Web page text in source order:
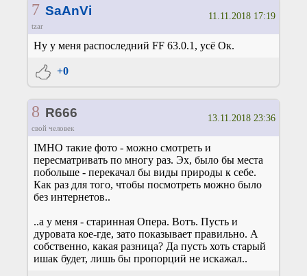
7 SaAnVi
tzar
11.11.2018 17:19
Ну у меня распоследний FF 63.0.1, усё Ок.
+0
8 R666
свой человек
13.11.2018 23:36
IMHO такие фото - можно смотреть и
пересматривать по многу раз. Эх, было бы места
побольше - перекачал бы виды природы к себе.
Как раз для того, чтобы посмотреть можно было
без интернетов..
..а у меня - старинная Опера. Вотъ. Пусть и
дуровата кое-где, зато показывает правильно. А
собственно, какая разница? Да пусть хоть старый
ишак будет, лишь бы пропорций не искажал..